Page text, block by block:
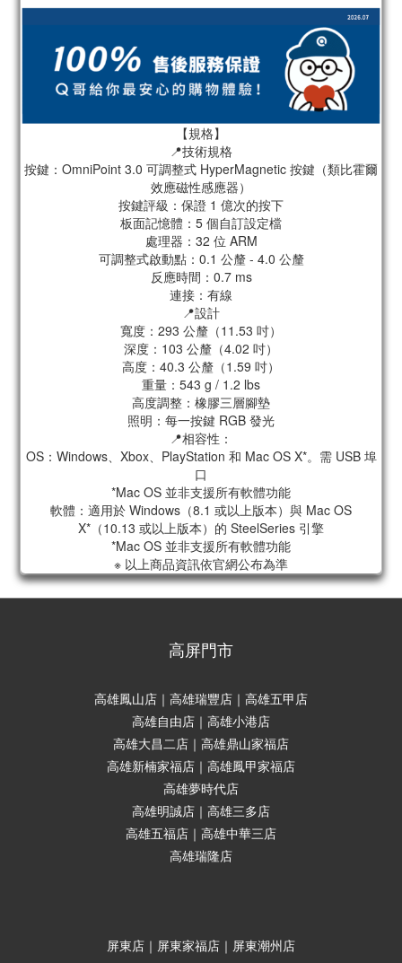
【規格】
📍技術規格
按鍵：OmniPoint 3.0 可調整式 HyperMagnetic 按鍵（類比霍爾
效應磁性感應器）
按鍵評級：保證 1 億次的按下
板面記憶體：5 個自訂設定檔
處理器：32 位 ARM
可調整式啟動點：0.1 公釐 - 4.0 公釐
反應時間：0.7 ms
連接：有線
📍設計
寬度：293 公釐（11.53 吋）
深度：103 公釐（4.02 吋）
高度：40.3 公釐（1.59 吋）
重量：543 g / 1.2 lbs
高度調整：橡膠三層腳墊
照明：每一按鍵 RGB 發光
📍相容性：
OS：Windows、Xbox、PlayStation 和 Mac OS X*。需 USB 埠
口
*Mac OS 並非支援所有軟體功能
軟體：適用於 Windows（8.1 或以上版本）與 Mac OS
X*（10.13 或以上版本）的 SteelSeries 引擎
*Mac OS 並非支援所有軟體功能
※ 以上商品資訊依官網公布為準
高屏門市
高雄鳳山店｜高雄瑞豐店｜高雄五甲店
高雄自由店｜高雄小港店
高雄大昌二店｜高雄鼎山家福店
高雄新楠家福店｜高雄鳳甲家福店
高雄夢時代店
高雄明誠店｜高雄三多店
高雄五福店｜高雄中華三店
高雄瑞隆店
屏東店｜屏東家福店｜屏東潮州店